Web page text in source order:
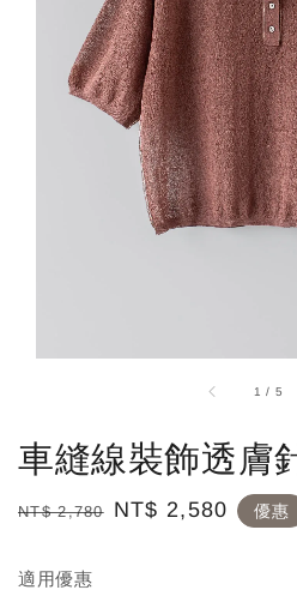
1 / 5
車縫線裝飾透膚
Regular
NT$ 2,780
Sale
NT$ 2,580 優惠
適用優惠